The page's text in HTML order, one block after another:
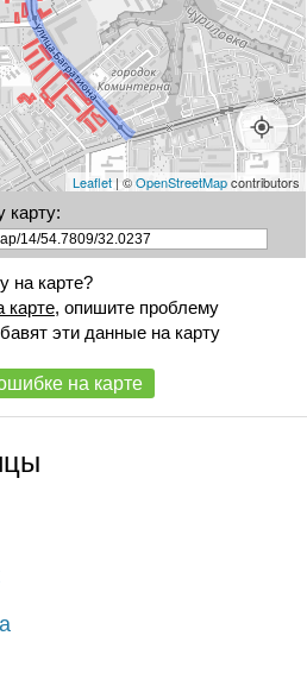
77
79
83 85 +
Leaflet| ©OpenStreetMapcontributors
карту:
на карте?
карте, опишите проблему
эти данные на карту
на карте